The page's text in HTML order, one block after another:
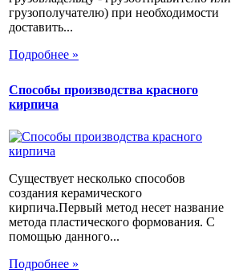
грузополучателю) при необходимости
доставить...
Подробнее »
Способы производства красного
кирпича
Существует несколько способов
создания керамического
кирпича.Первый метод несет название
метода пластического формования. С
помощью данного...
Подробнее »